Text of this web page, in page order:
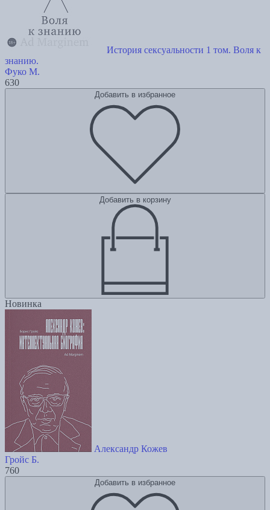
История сексуальности 1 том. Воля к
знанию.
Фуко М.
630
Добавить в избранное
Добавить в корзину
Новинка
Александр Кожев
Гройс Б.
760
Добавить в избранное